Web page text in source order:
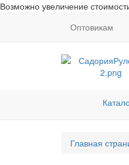
Возможно увеличение
Оптовикам
Главная